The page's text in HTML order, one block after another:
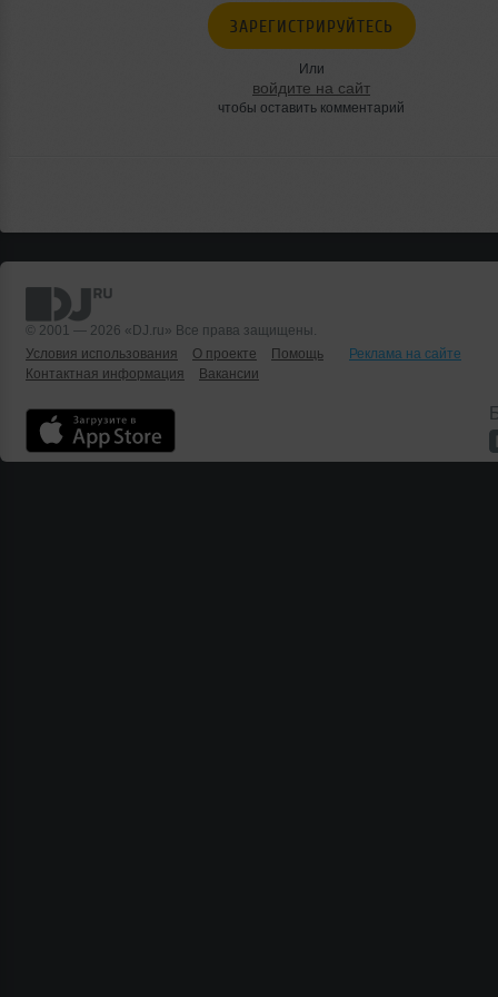
ЗАРЕГИСТРИРУЙТЕСЬ
Или
войдите на сайт
чтобы оставить комментарий
© 2001 — 2026 «DJ.ru» Все права защищены.
Условия использования
О проекте Помощь
Реклама на сайте
Контактная информация
Вакансии